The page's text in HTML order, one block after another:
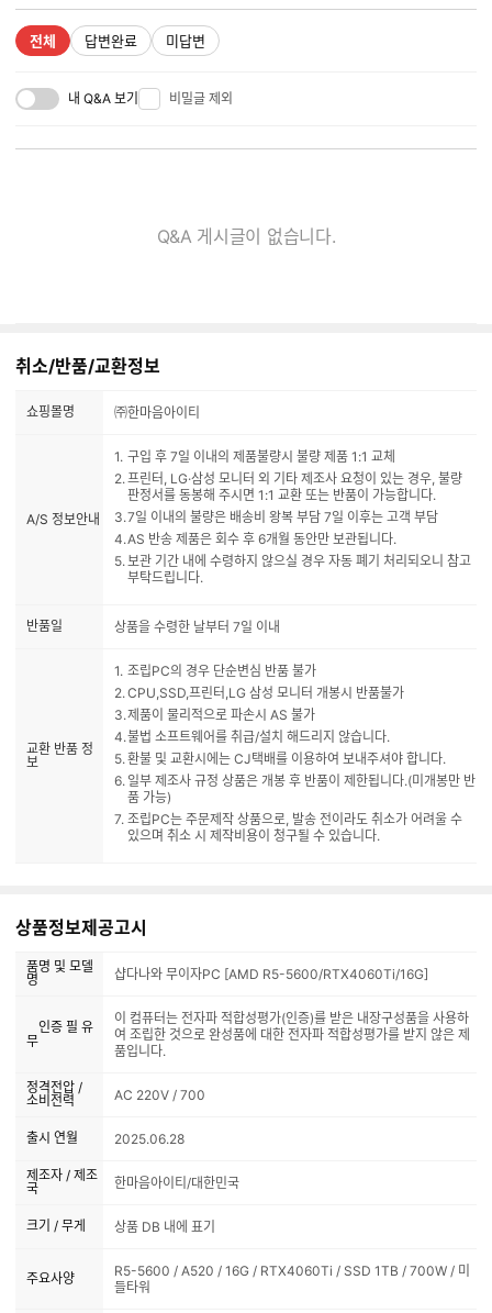
전체 답변완료 미답변
내 Q&A 보기 비밀글 제외
Q&A 게시글이 없습니다.
취소/반품/교환정보
쇼핑몰명 ㈜한마음아이티
A/S 정보안내
구입 후 7일 이내의 제품불량시 불량 제품 1:1 교체
프린터, LG·삼성 모니터 외 기타 제조사 요청이 있는 경우, 불량
판정서를 동봉해 주시면 1:1 교환 또는 반품이 가능합니다.
7일 이내의 불량은 배송비 왕복 부담 7일 이후는 고객 부담
AS 반송 제품은 회수 후 6개월 동안만 보관됩니다.
보관 기간 내에 수령하지 않으실 경우 자동 폐기 처리되오니 참고
부탁드립니다.
반품일 상품을 수령한 날부터 7일 이내
교환 반품 정
보
조립PC의 경우 단순변심 반품 불가
CPU,SSD,프린터,LG 삼성 모니터 개봉시 반품불가
제품이 물리적으로 파손시 AS 불가
불법 소프트웨어를 취급/설치 해드리지 않습니다.
환불 및 교환시에는 CJ택배를 이용하여 보내주셔야 합니다.
일부 제조사 규정 상품은 개봉 후 반품이 제한됩니다.(미개봉만 반
품 가능)
조립PC는 주문제작 상품으로, 발송 전이라도 취소가 어려울 수
있으며 취소 시 제작비용이 청구될 수 있습니다.
상품정보제공고시
품명 및 모델
명
샵다나와 무이자PC [AMD R5-5600/RTX4060Ti/16G]
인증 필 유
무
이 컴퓨터는 전자파 적합성평가(인증)를 받은 내장구성품을 사용하
여 조립한 것으로 완성품에 대한 전자파 적합성평가를 받지 않은 제
품입니다.
정격전압 /
소비전력
AC 220V / 700
출시 연월 2025.06.28
제조자 / 제조
국
한마음아이티/대한민국
크기 / 무게 상품 DB 내에 표기
주요사양
R5-5600 / A520 / 16G / RTX4060Ti / SSD 1TB / 700W / 미
들타워